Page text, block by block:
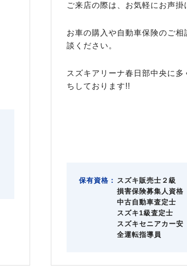
ご来店の際は、お気軽にお声掛
お車の購入や自動車保険のご
談ください。
スズキアリーナ春日部中央に
ちしております!!
保有資格：
スズキ販売士２級
損害保険募集人資格
中古自動車査定士
スズキ1級査定士
スズキセニアカー安
全運転指導員